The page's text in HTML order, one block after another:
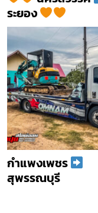
ระยอง
กำแพงเพชร
สุพรรณบุรี